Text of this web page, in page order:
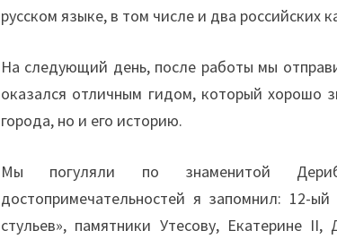
русском языке, в том числе и два российских
На следующий день, после работы мы
оказался отличным гидом, который хорошо
города, но и его историю.
Мы погуляли по знаменитой
достопримечательностей я запомнил: 12-
стульев», памятники Утесову, Екатерине